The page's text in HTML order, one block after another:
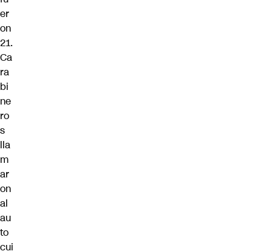
er
on
21.
Ca
ra
bi
ne
ro
s
lla
m
ar
on
al
au
to
cui